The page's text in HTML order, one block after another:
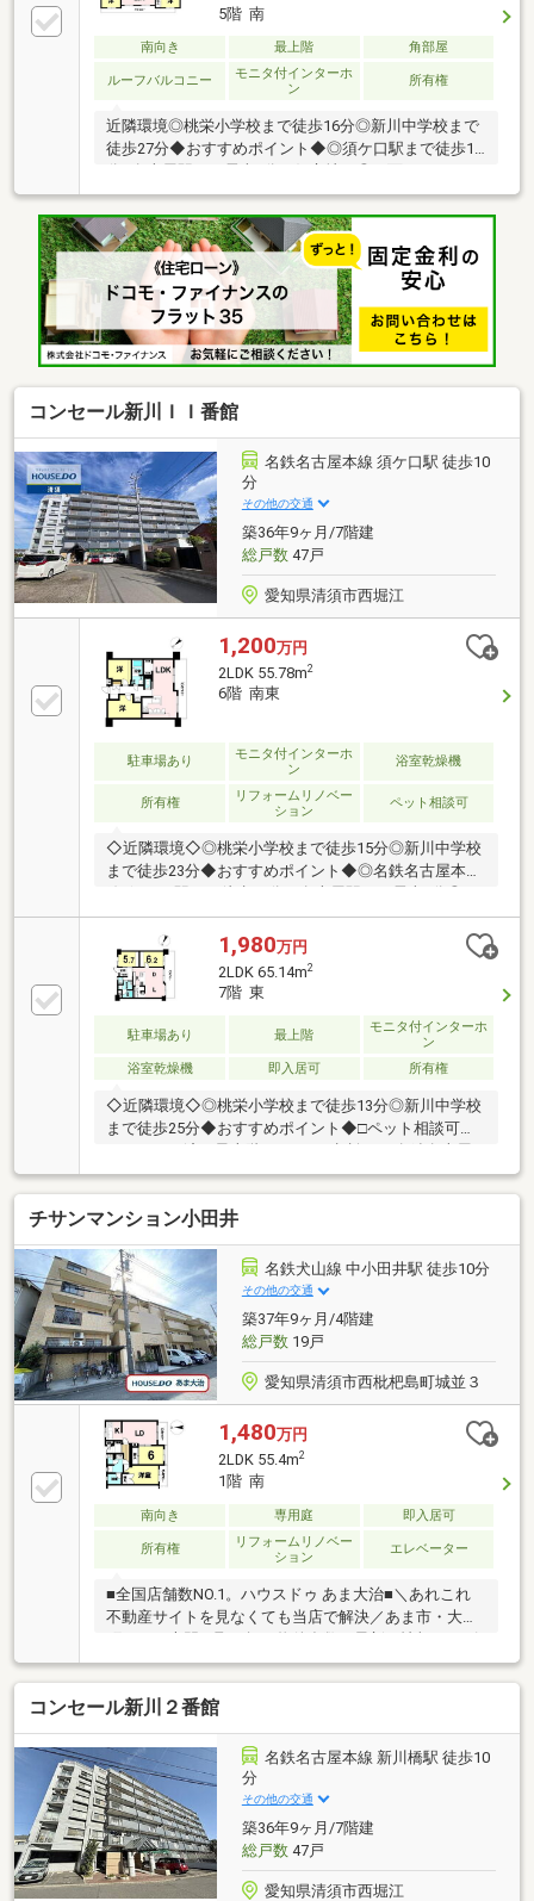
5階 南
南向き 最上階 角部屋
ルーフバルコニー
モニタ付インターホ
ン
所有権
近隣環境◎桃栄小学校まで徒歩16分◎新川中学校まで
徒歩27分◆おすすめポイント◆◎須ケ口駅まで徒歩10
につき広々としております♪◎ルーフテラスは幅も広
く寛ぎの場としてご利用いただけます。◎最上階につ
き日当たり良好！◎大通公園まで徒歩2分でお子様が
いる方も安心♪◎ペット飼育可能（細則あり）▼ハウ
スドゥ 清須はここがつよい！▼地元密着、清須市のこ
とならお任せください♪経験豊富なスタッフがご提案♪
住宅ローンや保険、不動産に関する税金や法律、その
他各種手続きのことなどお気軽にご相談ください。
コンセール新川ＩＩ番館
名鉄名古屋本線 須ケ口駅 徒歩10
分
その他の交通
築36年9ヶ月/7階建
総戸数47戸
愛知県清須市西堀江
1,200万円
2LDK 55.78m2
6階 南東
駐車場あり
モニタ付インターホ
ン
浴室乾燥機
所有権
リフォームリノベー
ション
ペット相談可
◇近隣環境◇◎桃栄小学校まで徒歩15分◎新川中学校
まで徒歩23分◆おすすめポイント◆◎名鉄名古屋本
ルリノベーション物件！新築を購入するよりリーズナ
ブルに理想の住まいが手に入ります！◎各部屋に収納
充実♪ドアを省くことでお部屋に開放感があり、広く
保つことができます♪◎ペット可能（規約あり）▼▼
ハウスドゥ 清須はここがつよい！▼▼地元密着、清須
市のことならお任せください♪経験豊富なスタッフが
ご提案♪住宅ローンや保険、不動産に関する税金や法
律、その他各種手続きのことなどお気軽にご相談くだ
さい。
1,980万円
2LDK 65.14m2
7階 東
駐車場あり 最上階
モニタ付インターホ
ン
浴室乾燥機
即入居可 所有権
◇近隣環境◇◎桃栄小学校まで徒歩13分◎新川中学校
まで徒歩25分◆おすすめポイント◆□ペット相談可！
本線「須ケ口」駅から名鉄名古屋駅までは乗り換えな
しの直通約８分！・2023年8月リフォーム完了 水回
り設備交換：キッチン・浴室・トイレ 内装リフォー
ム：壁・床・全室▼▼ハウスドゥ！清須店はここがつ
よい！▼▼地元密着、清須市のことならお任せくださ
い♪経験豊富なスタッフがご提案♪住宅ローンや保険、
不動産に関する税金や法律、その他各種手続きのこと
などお気軽にご相談ください。
チサンマンション小田井
名鉄犬山線 中小田井駅 徒歩10分
その他の交通
築37年9ヶ月/4階建
総戸数19戸
愛知県清須市西枇杷島町城並３
1,480万円
2LDK 55.4m2
1階 南
南向き 専用庭 即入居可
所有権
リフォームリノベー
ション
エレベーター
■全国店舗数NO.1。ハウスドゥ あま大治■＼あれこれ
不動産サイトを見なくても当店で解決／あま市・大治
町エリア専門。取り扱い物件多数。最新の情報をスピ
ーディーにお届け。ネットに掲載していない物件は店
頭でご紹介いたします。◆古城小学校/西枇杷島中学校
◆全居室収納ですっきり◆料理に集中できる独立キッ
チン◆ゆったりと寛げる和室◆テラスあり※写真をク
リックすると、詳細をご覧いただけます。
コンセール新川２番館
名鉄名古屋本線 新川橋駅 徒歩10
分
その他の交通
築36年9ヶ月/7階建
総戸数47戸
愛知県清須市西堀江